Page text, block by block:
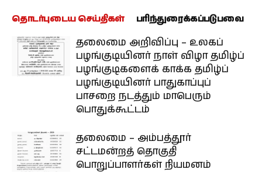
தொடர்புடைய செய்திகள் பரிந்துரைக்கப்படுபவை
தலைமை அறிவிப்பு – உலகப்
பழங்குடியினர் நாள் விழா தமிழ்ப்
பழங்குடிகளைக் காக்க தமிழ்ப்
பழங்குடியினர் பாதுகாப்புப்
பாசறை நடத்தும் மாபெரும்
பொதுக்கூட்டம்
தலைமை – அம்பத்தூர்
சட்டமன்றத் தொகுதி
பொறுப்பாளர்கள் நியமனம்